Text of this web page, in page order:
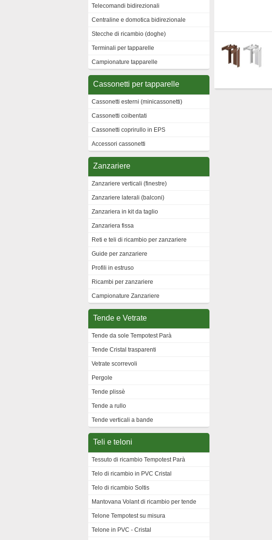
Telecomandi bidirezionali
Centraline e domotica bidirezionale
Stecche di ricambio (doghe)
Terminali per tapparelle
Campionature tapparelle
Cassonetti per tapparelle
Cassonetti esterni (minicassonetti)
Cassonetti coibentati
Cassonetti coprirullo in EPS
Accessori cassonetti
Zanzariere
Zanzariere verticali (finestre)
Zanzariere laterali (balconi)
Zanzariera in kit da taglio
Zanzariera fissa
Reti e teli di ricambio per zanzariere
Guide per zanzariere
Profili in estruso
Ricambi per zanzariere
Campionature Zanzariere
Tende e Vetrate
Tende da sole Tempotest Parà
Tende Cristal trasparenti
Vetrate scorrevoli
Pergole
Tende plissè
Tende a rullo
Tende verticali a bande
Teli e teloni
Tessuto di ricambio Tempotest Parà
Telo di ricambio in PVC Cristal
Telo di ricambio Soltis
Mantovana Volant di ricambio per tende
Telone Tempotest su misura
Telone in PVC - Cristal